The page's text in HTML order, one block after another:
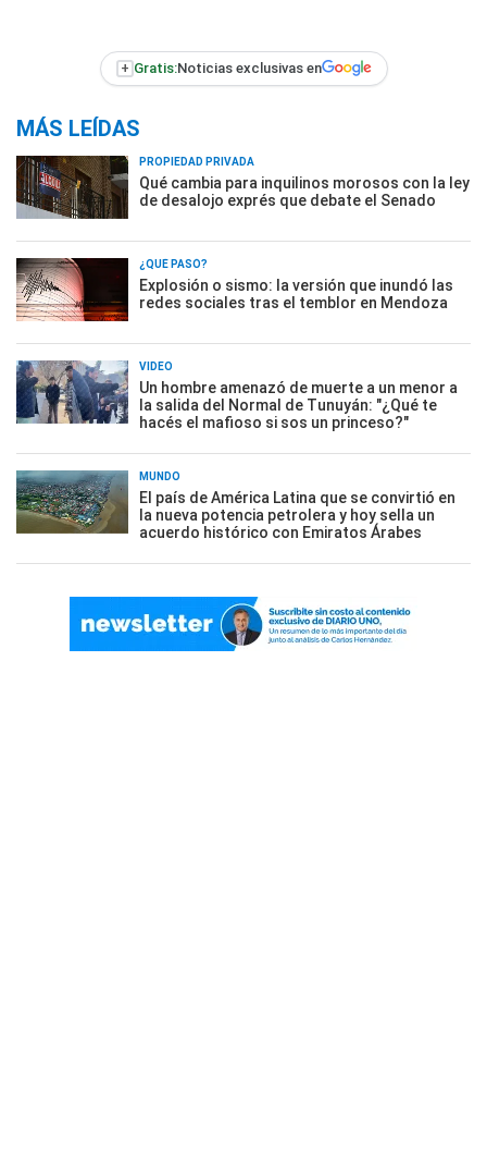
+ Gratis:Noticias exclusivas en
MÁS LEÍDAS
PROPIEDAD PRIVADA
Qué cambia para inquilinos morosos con la ley
de desalojo exprés que debate el Senado
¿QUÉ PASÓ?
Explosión o sismo: la versión que inundó las
redes sociales tras el temblor en Mendoza
VIDEO
Un hombre amenazó de muerte a un menor a
la salida del Normal de Tunuyán: "¿Qué te
hacés el mafioso si sos un princeso?"
MUNDO
El país de América Latina que se convirtió en
la nueva potencia petrolera y hoy sella un
acuerdo histórico con Emiratos Árabes